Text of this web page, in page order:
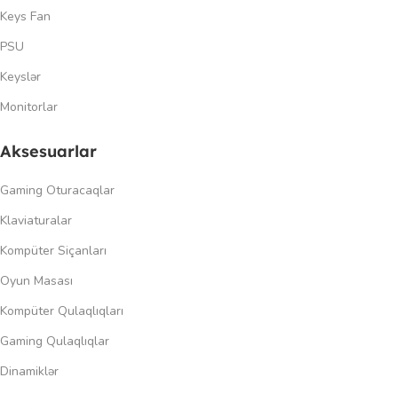
Keys Fan
PSU
Keyslər
Monitorlar
Aksesuarlar
Gaming Oturacaqlar
Klaviaturalar
Kompüter Siçanları
Oyun Masası
Kompüter Qulaqlıqları
Gaming Qulaqlıqlar
Dinamiklər